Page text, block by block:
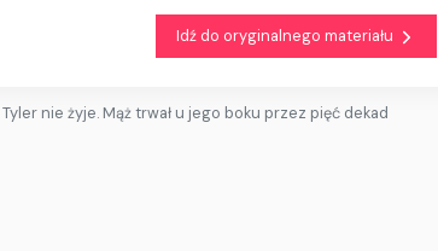
Idź do oryginalnego materiału
nie żyje. Mąż trwał u jego boku przez pięć dekad